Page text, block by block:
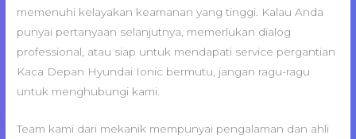
memenuhi kelayakan keamanan yang tinggi. Kalau Anda
punyai pertanyaan selanjutnya, memerlukan dialog
professional, atau siap untuk mendapati service pergantian
Kaca Depan Hyundai Ionic bermutu, jangan ragu-ragu
untuk menghubungi kami.
Team kami dari mekanik mempunyai pengalaman dan ahli